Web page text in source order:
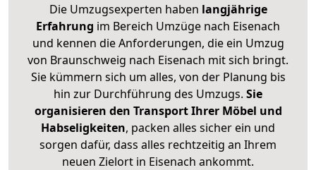
Die Umzugsexperten haben langjährige
Erfahrung im Bereich Umzüge nach Eisenach
und kennen die Anforderungen, die ein Umzug
von Braunschweig nach Eisenach mit sich bringt.
Sie kümmern sich um alles, von der Planung bis
hin zur Durchführung des Umzugs. Sie
organisieren den Transport Ihrer Möbel und
Habseligkeiten, packen alles sicher ein und
sorgen dafür, dass alles rechtzeitig an Ihrem
neuen Zielort in Eisenach ankommt.